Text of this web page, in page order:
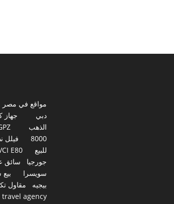
مواقع في مصر
دبي
الذهب
8000
فيلل
للبيع
E80
جورجيا
سائق
سويسرا
بيجيه
مقاول
travel agency